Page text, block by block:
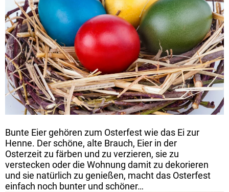
Bunte Eier gehören zum Osterfest wie das Ei zur
Henne. Der schöne, alte Brauch, Eier in der
Osterzeit zu färben und zu verzieren, sie zu
verstecken oder die Wohnung damit zu dekorieren
und sie natürlich zu genießen, macht das Osterfest
einfach noch bunter und schöner…